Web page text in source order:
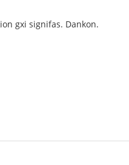
gxi signifas. Dankon.